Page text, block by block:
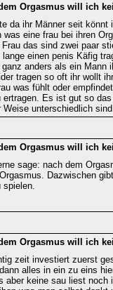
Orgasmus will ich
da ihr Männer seit
was eine frau bei ihren
Frau das sind zwei paar
einen penis Käfig
anders als ein Mann
tragen so oft ihr wollt
was fühlt oder
ertragen. Es ist gut so
Weise unterschiedlich sind
Orgasmus will ich
sage: nach dem
Dazwischen
spielen.
Orgasmus will ich
zeit investiert zuerst
alles in ein zu eins
aber keine sau liest noch